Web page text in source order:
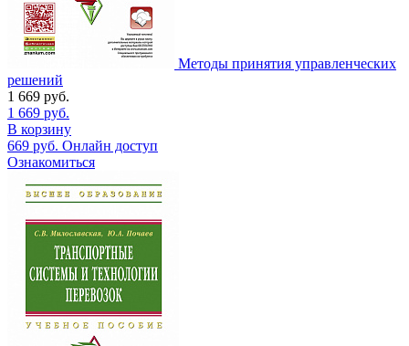
Методы принятия управленческих
решений
1 669 руб.
1 669 руб.
В корзину
669 руб. Онлайн доступ
Ознакомиться